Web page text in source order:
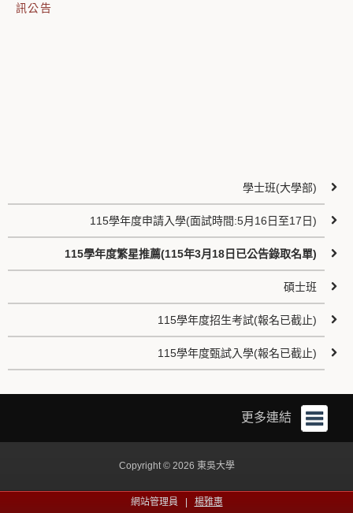
訊公告
學士班(大學部)
115學年度申請入學(面試時間:5月16日至17日)
115學年度繁星推薦(115年3月18日已公告錄取名單)
碩士班
115學年度招生考試(報名已截止)
115學年度甄試入學(報名已截止)
更多連結
Copyright © 2026 東吳大學
網站管理員 | 楊雅惠